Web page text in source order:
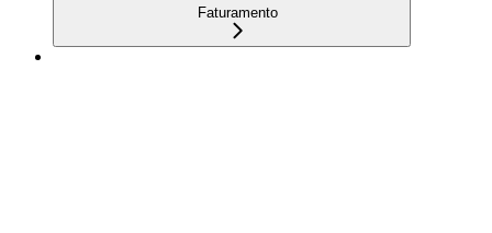
Faturamento